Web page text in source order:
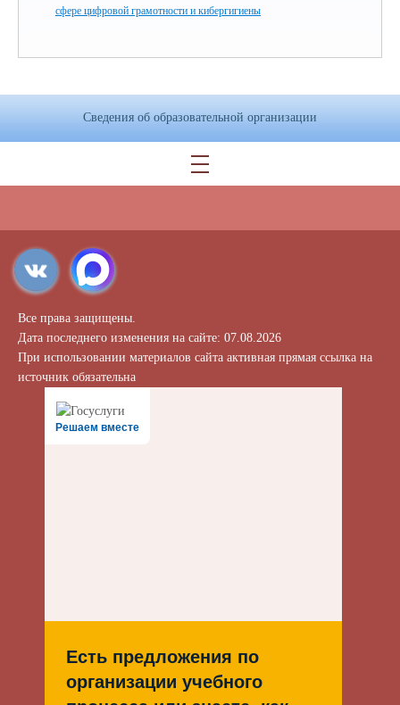
сфере цифровой грамотности и кибергигиены
Сведения об образовательной организации
Все права защищены.
Дата последнего изменения на сайте: 07.08.2026
При использовании материалов сайта активная прямая ссылка на
источник обязательна
Решаем вместе
Есть предложения по
организации учебного